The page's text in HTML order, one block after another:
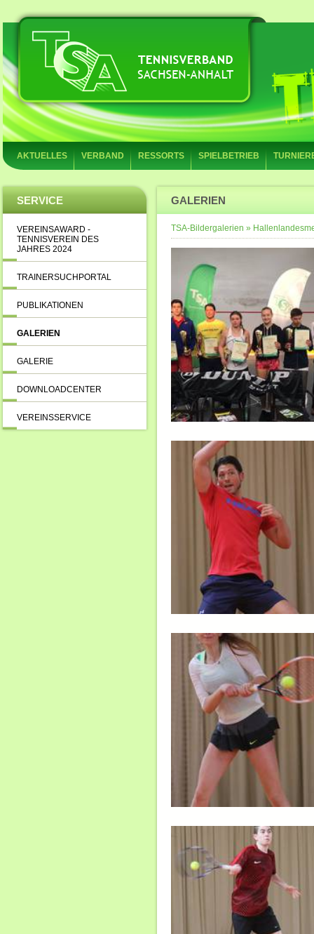
AKTUELLES VERBAND RESSORTS SPIELBETRIEB
SERVICE
VEREINSAWARD -
TENNISVEREIN DES
JAHRES 2024
TRAINERSUCHPORTAL
PUBLIKATIONEN
GALERIEN
GALERIE
DOWNLOADCENTER
VEREINSSERVICE
GALERIEN
TSA-Bildergalerien »